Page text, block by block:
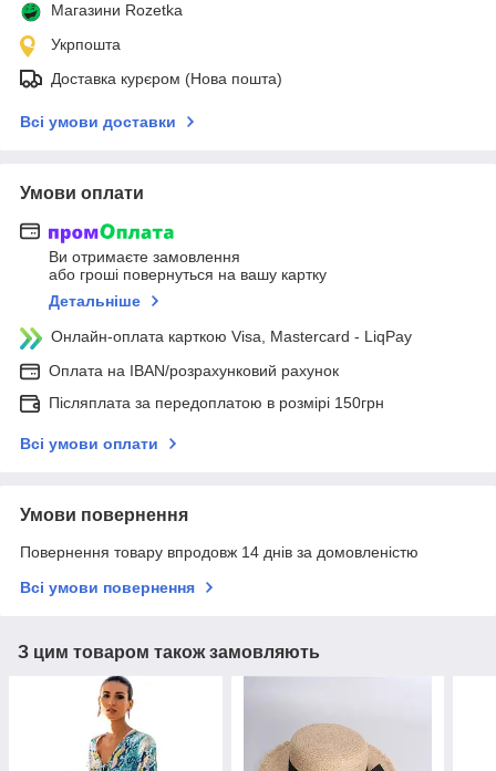
Магазини Rozetka
Укрпошта
Доставка курєром (Нова пошта)
Всі умови доставки
Умови оплати
Ви отримаєте замовлення
або гроші повернуться на вашу картку
Детальніше
Онлайн-оплата карткою Visa, Mastercard - LiqPay
Оплата на IBAN/розрахунковий рахунок
Післяплата за передоплатою в розмірі 150грн
Всі умови оплати
Умови повернення
Повернення товару впродовж 14 днів за домовленістю
Всі умови повернення
З цим товаром також замовляють